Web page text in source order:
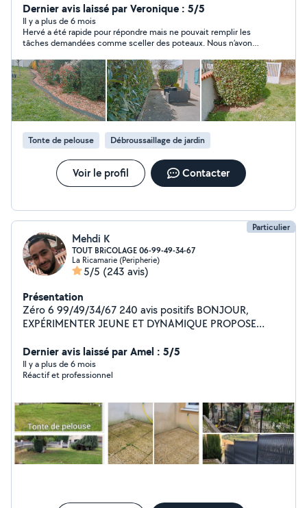
qu'événement anniversaire paella méchoui ou autres
plats cuisinés, plancha, apéro dinatoire planches, fois
gras mi cuit ,Mini burgers ,verrines, entremets a
thème,repas à domicile,du fait maison.
Dernier avis laissé par Veronique : 5/5
Il y a plus de 6 mois
Hervé a été rapide pour répondre mais ne pouvait remplir les
tâches demandées comme sceller des poteaux. Nous n’avons
Tonte de pelouse Débroussaillage de jardin
Voir le profil Contacter
Particulier
Mehdi K
TOUT BRiCOLAGE 06-99-49-34-67
La Ricamarie (Peripherie)
5/5 (243 avis)
Présentation
Zéro 6 99/49/34/67 240 avis positifs BONJOUR,
EXPÉRIMENTER JEUNE ET DYNAMIQUE PROPOSE
conséquence - Évacuation divers déchetterie - Tonte de
pelouse - Débroussaillage divers - Manutention divers -
Pose de parquet flottant - Installation électrique (BTS
grillage souple et rigide - Montage de meuble en kit (++)
- Nettoyage intérieur extérieur voiture Joignable de 8h à
21h 7 jours sur 7 MED-K BRICOLAGE ET MANUTENTION
Travail consciencieux et rigoureux
Dernier avis laissé par Amel : 5/5
Il y a plus de 6 mois
Réactif et professionnel